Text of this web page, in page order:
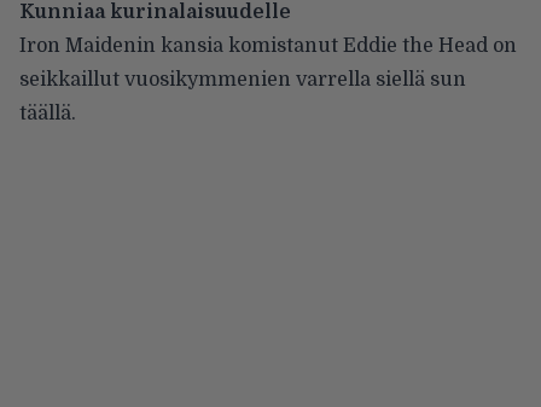
Kunniaa kurinalaisuudelle
Iron Maidenin kansia komistanut Eddie the Head on
seikkaillut vuosikymmenien varrella siellä sun
täällä.